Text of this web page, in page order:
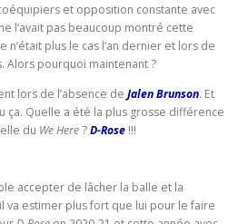
et opposition constante avec
l’avait pas beaucoup montré cette
n’était plus le cas l’an dernier et lors de
Alors pourquoi maintenant ?
lors de l’absence de Jalen Brunson. Et
ça. Quelle a été la plus grosse différence
du We Here ?D-Rose !!!
accepter de lâcher la balle et la
va estimer plus fort que lui pour le faire